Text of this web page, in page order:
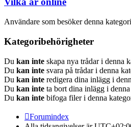
Användare som besöker denna
Kategoribehörigheter
Du kan inte skapa nya trådar i denna
Du kan inte svara på trådar i denna
Du kan inte redigera dina inlägg i
Du kan inte ta bort dina inlägg i
Du kan inte bifoga filer i denna
Forumindex